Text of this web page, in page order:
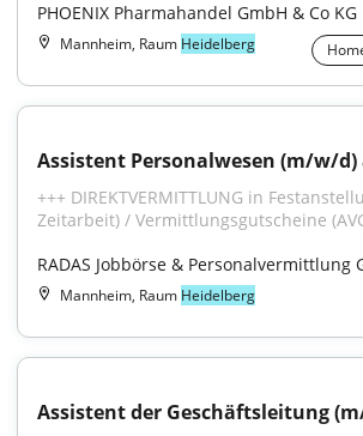
PHOENIX Pharmahandel GmbH & Co KG
Mannheim, Raum Heidelberg
Assistent Personalwesen (m/w/
+++ DIREKTVERMITTLUNG in
Zeitarbeit) / Vermittlungsgutscheine
RADAS Jobbörse & Personalvermittlung
Mannheim, Raum Heidelberg
Assistent der Geschäftsleitung